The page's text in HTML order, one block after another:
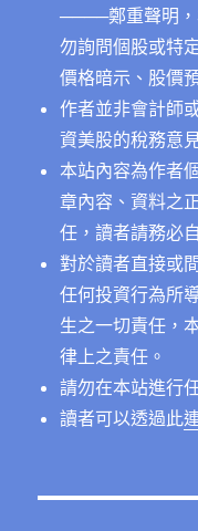
────鄭重聲明，
勿詢問個股或特
價格暗示、股價
作者並非會計師
資美股的稅務意
本站內容為作者
章內容、資料之
任，讀者請務必
對於讀者直接或
任何投資行為所
生之一切責任，
律上之責任。
請勿在本站進行
讀者可以透過此